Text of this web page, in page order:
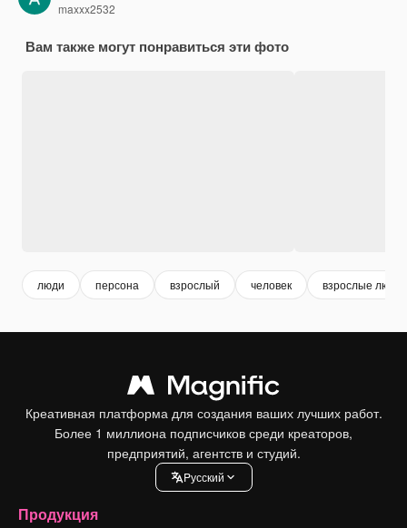
maxxx2532
Вам также могут понравиться эти фото
люди персона взрослый человек взрослые люди
Креативная платформа для создания ваших лучших работ.
Более 1 миллиона подписчиков среди креаторов,
предприятий, агентств и студий.
Pусский
Продукция